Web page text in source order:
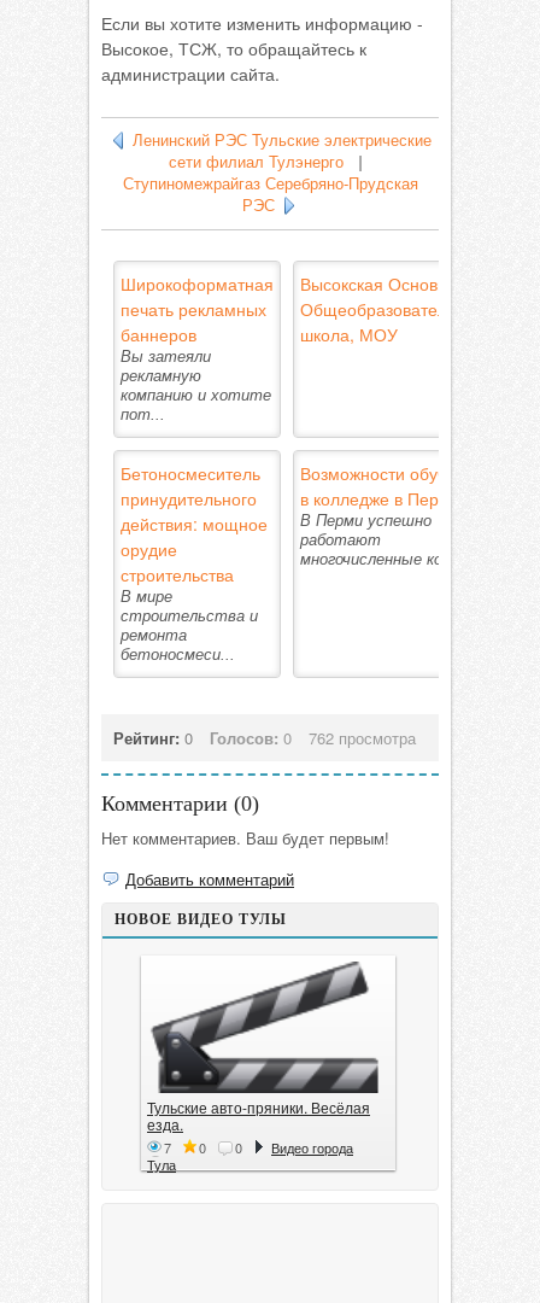
Если вы хотите изменить информацию -
Высокое, ТСЖ, то обращайтесь к
администрации сайта.
Ленинский РЭС Тульские электрические
сети филиал Тулэнерго|
Ступиномежрайгаз Серебряно-Прудская
РЭС
Широкоформатная
печать рекламных
баннеров
Вы затеяли
рекламную
компанию и хотите
пот...
Высокская Основная
Общеобразовательная
школа, МОУ
Бетоносмеситель
принудительного
действия: мощное
орудие
строительства
В мире
строительства и
ремонта
бетоносмеси...
Возможности обучения
в колледже в Перми
В Перми успешно
работают
многочисленные ко...
Рейтинг: 0 Голосов: 0 762 просмотра
Комментарии (0)
Нет комментариев. Ваш будет первым!
Добавить комментарий
НОВОЕ ВИДЕО ТУЛЫ
Тульские авто-пряники. Весёлая
езда.
7 0 0
Видео города
Тула